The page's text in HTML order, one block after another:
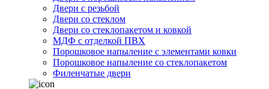
Двери с резьбой
Двери со стеклом
Двери со стеклопакетом и ковкой
МДФ с отделкой ПВХ
Порошковое напыление с элементами ковки
Порошковое напыление со стеклопакетом
Филенчатые двери